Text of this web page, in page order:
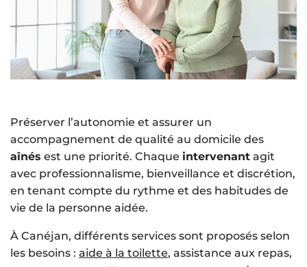
Préserver l’autonomie et assurer un
accompagnement de qualité au domicile des
aînés est une priorité. Chaque intervenant agit
avec professionnalisme, bienveillance et discrétion,
en tenant compte du rythme et des habitudes de
vie de la personne aidée.
À Canéjan, différents services sont proposés selon
les besoins : aide à la toilette, assistance aux repas,